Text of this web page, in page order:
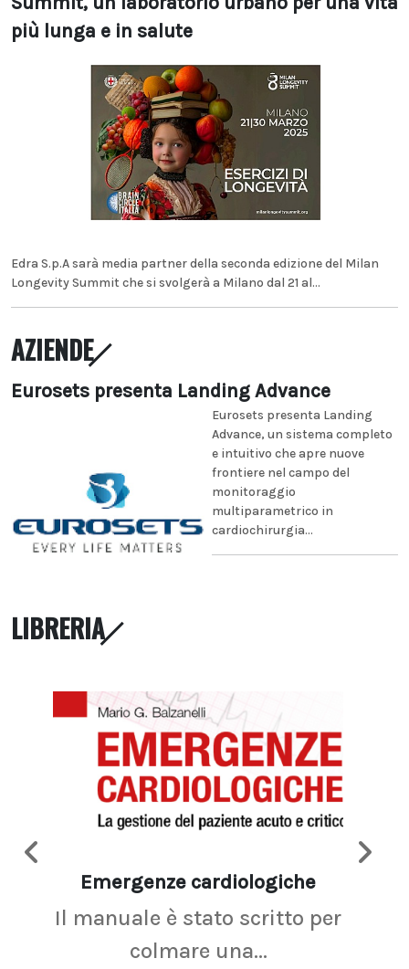
più lunga e in salute
Edra S.p.A sarà media partner della seconda edizione del Milan
Longevity Summit che si svolgerà a Milano dal 21 al...
AZIENDE
Eurosets presenta Landing Advance
Eurosets presenta Landing
Advance, un sistema completo
e intuitivo che apre nuove
frontiere nel campo del
monitoraggio
multiparametrico in
cardiochirurgia...
LIBRERIA
Emergenze cardiologiche
Il manuale è stato scritto per
colmare una...